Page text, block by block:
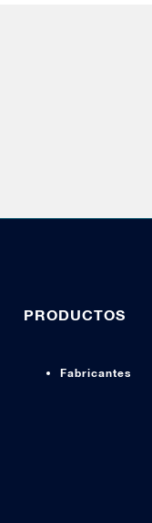
PRODUCTOS
Fabricantes